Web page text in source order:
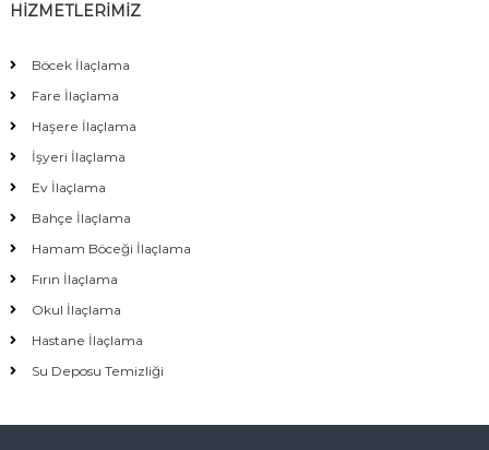
HİZMETLERİMİZ
Böcek İlaçlama
Fare İlaçlama
Haşere İlaçlama
İşyeri İlaçlama
Ev İlaçlama
Bahçe İlaçlama
Hamam Böceği İlaçlama
Fırın İlaçlama
Okul İlaçlama
Hastane İlaçlama
Su Deposu Temizliği